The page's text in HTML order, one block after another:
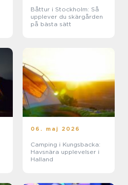
Båttur i Stockholm: Så
upplever du skärgården
på bästa sätt
06. maj 2026
Camping i Kungsbacka:
Havsnära upplevelser i
Halland